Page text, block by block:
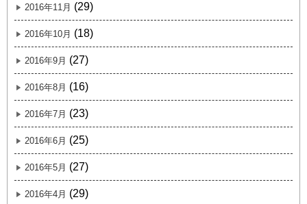
2016年11月 (29)
2016年10月 (18)
2016年9月 (27)
2016年8月 (16)
2016年7月 (23)
2016年6月 (25)
2016年5月 (27)
2016年4月 (29)